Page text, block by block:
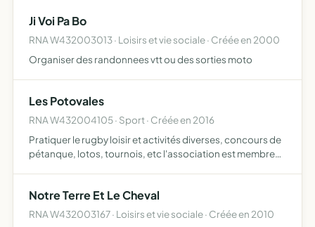
Ji Voi Pa Bo
RNA W432003013 · Loisirs et vie sociale · Créée en 2000
Organiser des randonnees vtt ou des sorties moto
Les Potovales
RNA W432004105 · Sport · Créée en 2016
Pratiquer le rugby loisir et activités diverses, concours de
pétanque, lotos, tournois, etc l'association est membre
Notre Terre Et Le Cheval
RNA W432003167 · Loisirs et vie sociale · Créée en 2010